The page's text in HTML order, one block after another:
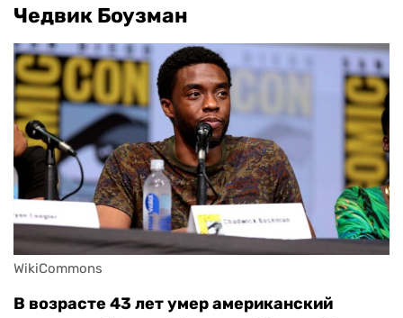
Чедвик Боузман
WikiCommons
В возрасте 43 лет умер американский